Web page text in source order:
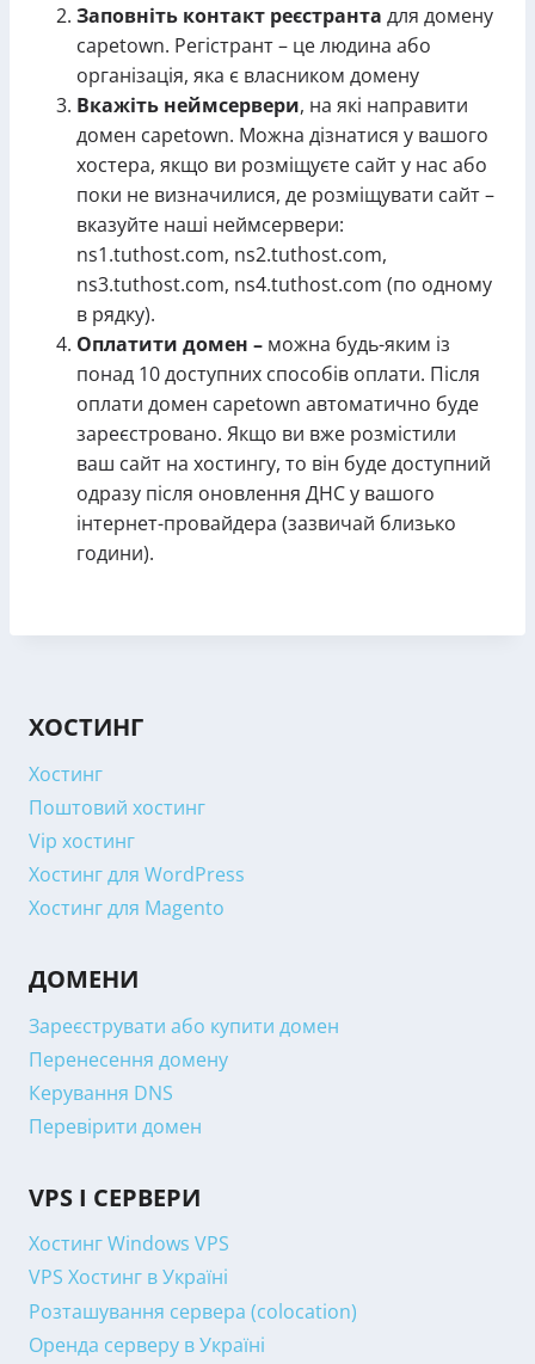
Заповніть контакт реєстранта для домену
capetown. Регістрант – це людина або
організація, яка є власником домену
Вкажіть неймсервери, на які направити
домен capetown. Можна дізнатися у вашого
хостера, якщо ви розміщуєте сайт у нас або
поки не визначилися, де розміщувати сайт –
вказуйте наші неймсервери:
ns1.tuthost.com, ns2.tuthost.com,
ns3.tuthost.com, ns4.tuthost.com (по одному
в рядку).
Оплатити домен – можна будь-яким із
понад 10 доступних способів оплати. Після
оплати домен capetown автоматично буде
зареєстровано. Якщо ви вже розмістили
ваш сайт на хостингу, то він буде доступний
одразу після оновлення ДНС у вашого
інтернет-провайдера (зазвичай близько
години).
ХОСТИНГ
Хостинг
Поштовий хостинг
Vip хостинг
Хостинг для WordPress
Хостинг для Magento
ДОМЕНИ
Зареєструвати або купити домен
Перенесення домену
Керування DNS
Перевірити домен
VPS І СЕРВЕРИ
Хостинг Windows VPS
VPS Хостинг в Україні
Розташування сервера (colocation)
Оренда серверу в Україні